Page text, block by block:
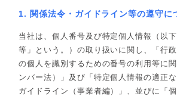
1. 関係法令・ガイドライン等の遵守に
当社は、個人番号及び特定個人情報（以
等」という。）の取り扱いに関し、「行
の個人を識別するための番号の利用等に
ンバー法）」及び「特定個人情報の適正
ガイドライン（事業者編）」、並びに「